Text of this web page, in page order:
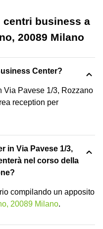
centri business a
20089 Milano
Center?
Via Pavese 1/3, Rozzano
reception per
in Via Pavese 1/3,
nel corso della
compilando un apposito
20089 Milano.